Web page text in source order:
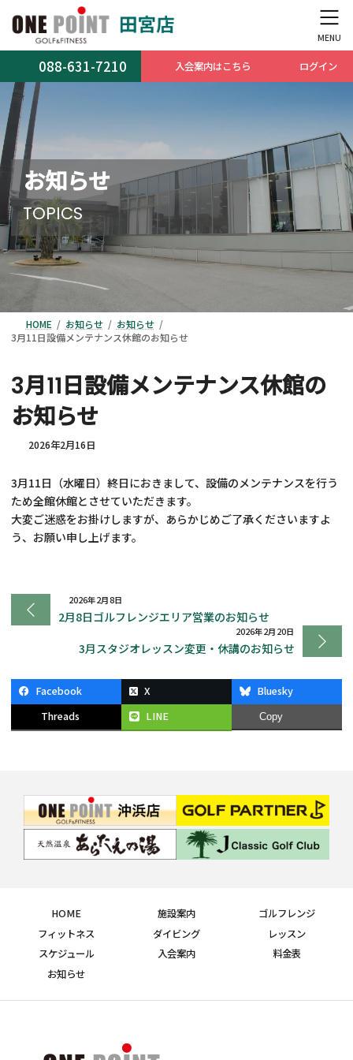
ン
へ
キ
ッ
プ
ー
ョ
に
移
動
088-631-7210 入会案内はこちら ログイン
お知らせ
TOPICS
HOME お知らせ
お知らせ
3月11日設備メンテナンス休館のお知らせ
3月11日設備メンテナンス休館の
お知らせ
2026年2月16日
3月11日（水曜日）終日におきまして、設備のメンテナンスを行う
ため全館休館とさせていただきます。
大変ご迷惑をお掛けしますが、あらかじめご了承くださいますよ
う、お願い申し上げます。
2026年2月8日
2月8日ゴルフレンジエリア営業のお知らせ
2026年2月20日
3月スタジオレッスン変更・休講のお知らせ
Facebook X
Bluesky
Threads
LINE Copy
HOME 施設案内
ゴルフレンジ
フィットネス
ダイビング
レッスン
スケジュール
入会案内
料金表
お知らせ